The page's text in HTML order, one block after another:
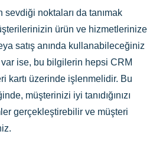
sevdiği noktaları da tanımak
ürün ve hizmetlerinize
satış anında kullanabileceğiniz
ise, bu bilgilerin hepsi CRM
kartı üzerinde işlenmelidir. Bu
müşterinizi iyi tanıdığınızı
gerçekleştirebilir ve müşteri